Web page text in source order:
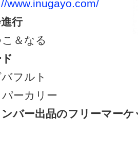
www.inugayo.com/
行
こ＆なる
フルト
ーカリー
バー出品のフリーマーケ